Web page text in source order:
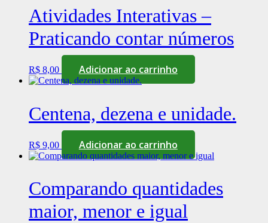
Atividades Interativas –
Praticando contar números
R$ 8,00 Adicionar ao carrinho
Centena, dezena e unidade.
R$ 9,00 Adicionar ao carrinho
Comparando quantidades
maior, menor e igual